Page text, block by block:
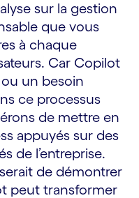
sur la gestion
que vous
à chaque
Car Copilot
un besoin
ce processus
de mettre en
appuyés sur des
de l’entreprise.
de démontrer
peut transformer